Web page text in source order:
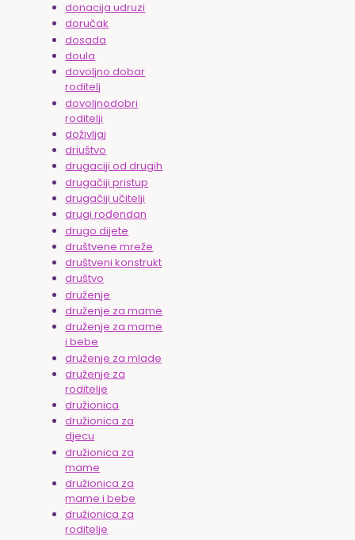
donacija udruzi
doručak
dosada
doula
dovoljno dobar
roditelj
dovoljnodobri
roditelji
doživljaj
driuštvo
drugaciji od drugih
drugačiji pristup
drugačiji učitelji
drugi rođendan
drugo dijete
društvene mreže
društveni konstrukt
društvo
druženje
druženje za mame
druženje za mame
i bebe
druženje za mlade
druženje za
roditelje
družionica
družionica za
djecu
družionica za
mame
družionica za
mame i bebe
družionica za
roditelje